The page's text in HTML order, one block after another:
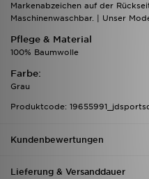
Markenabzeichen auf der
Maschinenwaschbar. | Unser
Pflege & Material
100% Baumwolle
Farbe:
Grau
Produktcode:
Kundenbewertungen
Lieferung & Versanddauer